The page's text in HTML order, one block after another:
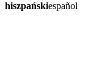
hiszpańskiespañol